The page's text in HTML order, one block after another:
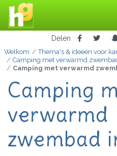
Delen
Welkom
Thema's & ideeën voor
Camping met verwarmd
Camping met verwarmd
Camping
verwarmd
zwembad